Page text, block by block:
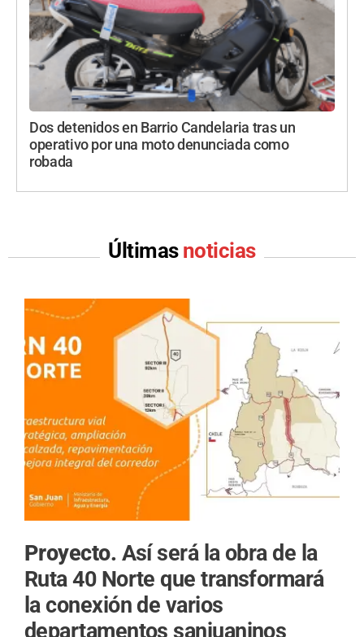
Dos detenidos en Barrio Candelaria tras un
operativo por una moto denunciada como
robada
Últimas noticias
Proyecto. Así será la obra de la
Ruta 40 Norte que transformará
la conexión de varios
departamentos sanjuaninos